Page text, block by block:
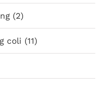
(2)
coli (11)